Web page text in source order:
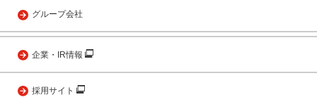
グループ会社
企業・IR情報
採用サイト